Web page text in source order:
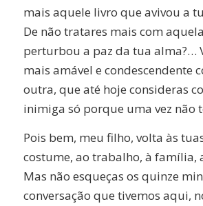
mais aquele livro que avivou a
De não tratares mais com
perturbou a paz da tua alma?…
mais amável e condescendente
outra, que até hoje consideras
inimiga só porque uma vez não
Pois bem, meu filho, volta às
costume, ao trabalho, à família,
Mas não esqueças os quinze
conversação que tivemos aqui,